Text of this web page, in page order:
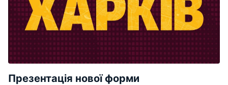
Презентація нової форми